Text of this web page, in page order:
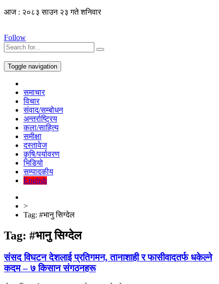
आज : २०८३ साउन २३ गते शनिवार
Follow
Toggle navigation
समाचार
विचार
संवाद/सम्बोधन
अन्तर्राष्ट्रिय
कला/साहित्य
समीक्षा
दस्तावेज
कृषि/पर्यावरण
भिडियो
सम्पादकीय
English
>
Tag: #भानु सिग्देल
Tag: #भानु सिग्देल
संसद विघटन देशलाई प्रतिगमन, तानाशाही र फासीवादतर्फ धकेल्ने
कदम – ७ किसान संगठनहरू